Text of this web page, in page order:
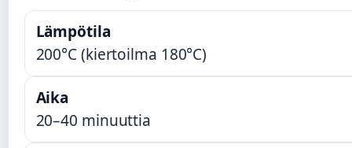
Lämpötila
200°C (kiertoilma 180°C)
Aika
20–40 minuuttia